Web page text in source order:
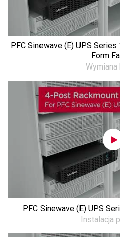
PFC Sinewave (E) UPS
Form
Wymiana
PFC Sinewave (E) UPS
Instalacja